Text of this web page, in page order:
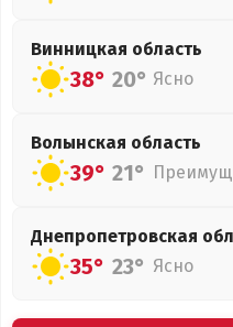
Винницкая область
38° 20° Ясно
Волынская область
39° 21°
Днепропетровская
35° 23° Ясно